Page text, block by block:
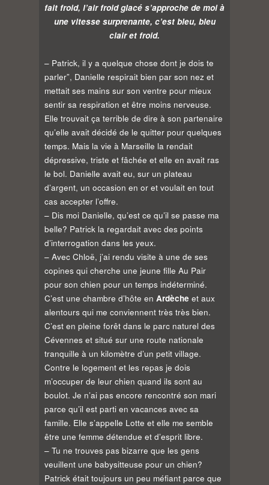
fait froid, l’air froid glacé s’approche de moi à
une vitesse surprenante, c’est bleu, bleu
clair et froid.
– Patrick, il y a quelque chose dont je dois te
parler”, Danielle respirait bien par son nez et
mettait ses mains sur son ventre pour mieux
sentir sa respiration et être moins nerveuse.
Elle trouvait ça terrible de dire à son partenaire
qu’elle avait décidé de le quitter pour quelques
temps. Mais la vie à Marseille la rendait
dépressive, triste et fâchée et elle en avait ras
le bol. Danielle avait eu, sur un plateau
d’argent, un occasion en or et voulait en tout
cas accepter l’offre.
– Dis moi Danielle, qu’est ce qu’il se passe ma
belle? Patrick la regardait avec des points
d’interrogation dans les yeux.
– Avec Chloë, j’ai rendu visite à une de ses
copines qui cherche une jeune fille Au Pair
pour son chien pour un temps indéterminé.
C’est une chambre d’hôte en Ardèche et aux
alentours qui me conviennent très très bien.
C’est en pleine forêt dans le parc naturel des
Cévennes et situé sur une route nationale
tranquille à un kilomètre d’un petit village.
Contre le logement et les repas je dois
m’occuper de leur chien quand ils sont au
boulot. Je n’ai pas encore rencontré son mari
parce qu’il est parti en vacances avec sa
famille. Elle s’appelle Lotte et elle me semble
être une femme détendue et d’esprit libre.
– Tu ne trouves pas bizarre que les gens
veuillent une babysitteuse pour un chien?
Patrick était toujours un peu méfiant parce que